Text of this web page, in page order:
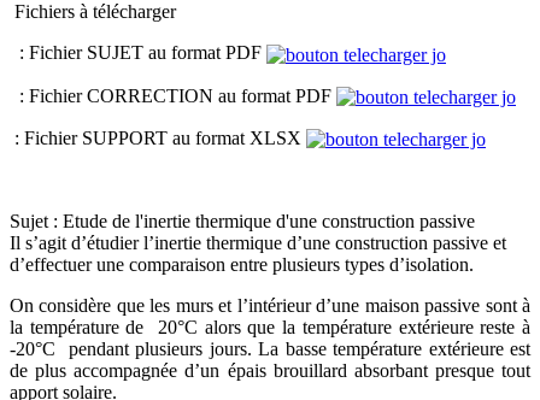
Fichiers à télécharger
: Fichier SUJET au format PDF
: Fichier CORRECTION au format PDF
: Fichier SUPPORT au format XLSX
Sujet : Etude de l'inertie thermique d'une construction passive
Il s’agit d’étudier l’inertie thermique d’une construction passive et
d’effectuer une comparaison entre plusieurs types d’isolation.
On considère que les murs et l’intérieur d’une maison passive sont à
la température de 20°C alors que la température extérieure reste à
-20°C pendant plusieurs jours. La basse température extérieure est
de plus accompagnée d’un épais brouillard absorbant presque tout
apport solaire.